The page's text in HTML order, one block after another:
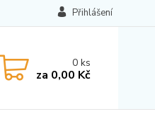
Přihlášení
0ks
za 0,00 Kč